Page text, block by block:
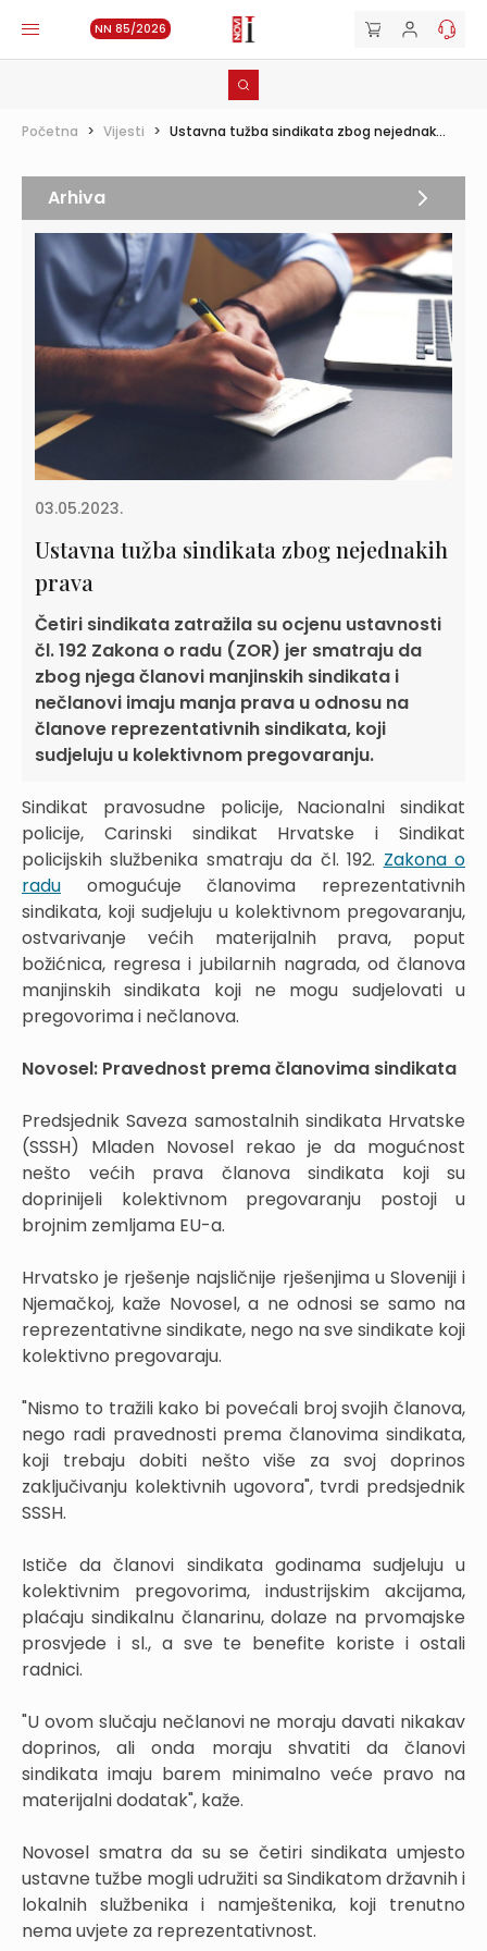
NN 85/2026
Početna > Vijesti > Ustavna tužba sindikata zbog nejednak...
03.05.2023.
Ustavna tužba sindikata zbog nejednakih
prava
Četiri sindikata zatražila su ocjenu ustavnosti
čl. 192 Zakona o radu (ZOR) jer smatraju da
zbog njega članovi manjinskih sindikata i
nečlanovi imaju manja prava u odnosu na
članove reprezentativnih sindikata, koji
sudjeluju u kolektivnom pregovaranju.
Sindikat pravosudne policije, Nacionalni sindikat
policije, Carinski sindikat Hrvatske i Sindikat
policijskih službenika smatraju da čl. 192. Zakona o
radu omogućuje članovima reprezentativnih
sindikata, koji sudjeluju u kolektivnom pregovaranju,
ostvarivanje većih materijalnih prava, poput
božićnica, regresa i jubilarnih nagrada, od članova
manjinskih sindikata koji ne mogu sudjelovati u
pregovorima i nečlanova.
Novosel: Pravednost prema članovima sindikata
Predsjednik Saveza samostalnih sindikata Hrvatske
(SSSH) Mladen Novosel rekao je da mogućnost
nešto većih prava članova sindikata koji su
doprinijeli kolektivnom pregovaranju postoji u
brojnim zemljama EU-a.
Hrvatsko je rješenje najsličnije rješenjima u Sloveniji i
Njemačkoj, kaže Novosel, a ne odnosi se samo na
reprezentativne sindikate, nego na sve sindikate koji
kolektivno pregovaraju.
"Nismo to tražili kako bi povećali broj svojih članova,
nego radi pravednosti prema članovima sindikata,
koji trebaju dobiti nešto više za svoj doprinos
zaključivanju kolektivnih ugovora", tvrdi predsjednik
SSSH.
Ističe da članovi sindikata godinama sudjeluju u
kolektivnim pregovorima, industrijskim akcijama,
plaćaju sindikalnu članarinu, dolaze na prvomajske
prosvjede i sl., a sve te benefite koriste i ostali
radnici.
"U ovom slučaju nečlanovi ne moraju davati nikakav
doprinos, ali onda moraju shvatiti da članovi
sindikata imaju barem minimalno veće pravo na
materijalni dodatak", kaže.
Novosel smatra da su se četiri sindikata umjesto
ustavne tužbe mogli udružiti sa Sindikatom državnih i
lokalnih službenika i namještenika, koji trenutno
nema uvjete za reprezentativnost.
Arhiva